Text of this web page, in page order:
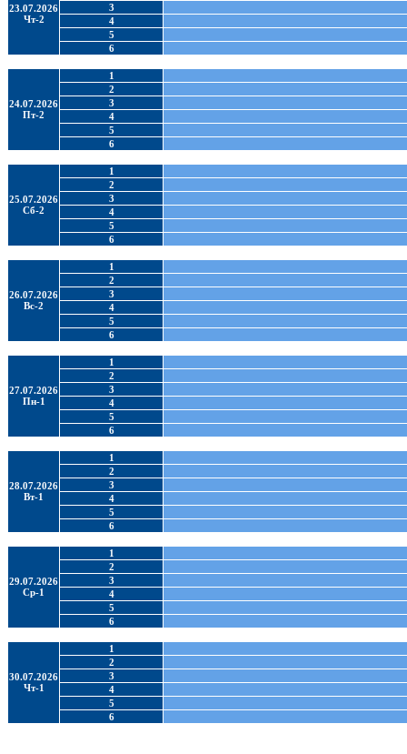
23.07.2026
Чт-2
3
4
5
6
24.07.2026
Пт-2
1
2
3
4
5
6
25.07.2026
Сб-2
1
2
3
4
5
6
26.07.2026
Вс-2
1
2
3
4
5
6
27.07.2026
Пн-1
1
2
3
4
5
6
28.07.2026
Вт-1
1
2
3
4
5
6
29.07.2026
Ср-1
1
2
3
4
5
6
30.07.2026
Чт-1
1
2
3
4
5
6